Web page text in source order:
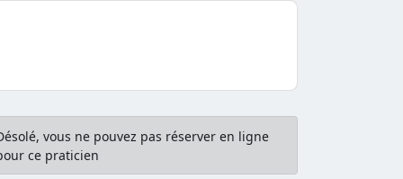
vous ne pouvez pas réserver en ligne
ce praticien